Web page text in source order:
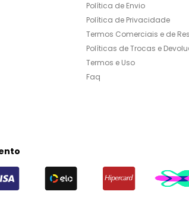
Política de Envio
Política de Privacidade
Termos Comerciais e de
Políticas de Trocas e
Termos e Uso
Faq